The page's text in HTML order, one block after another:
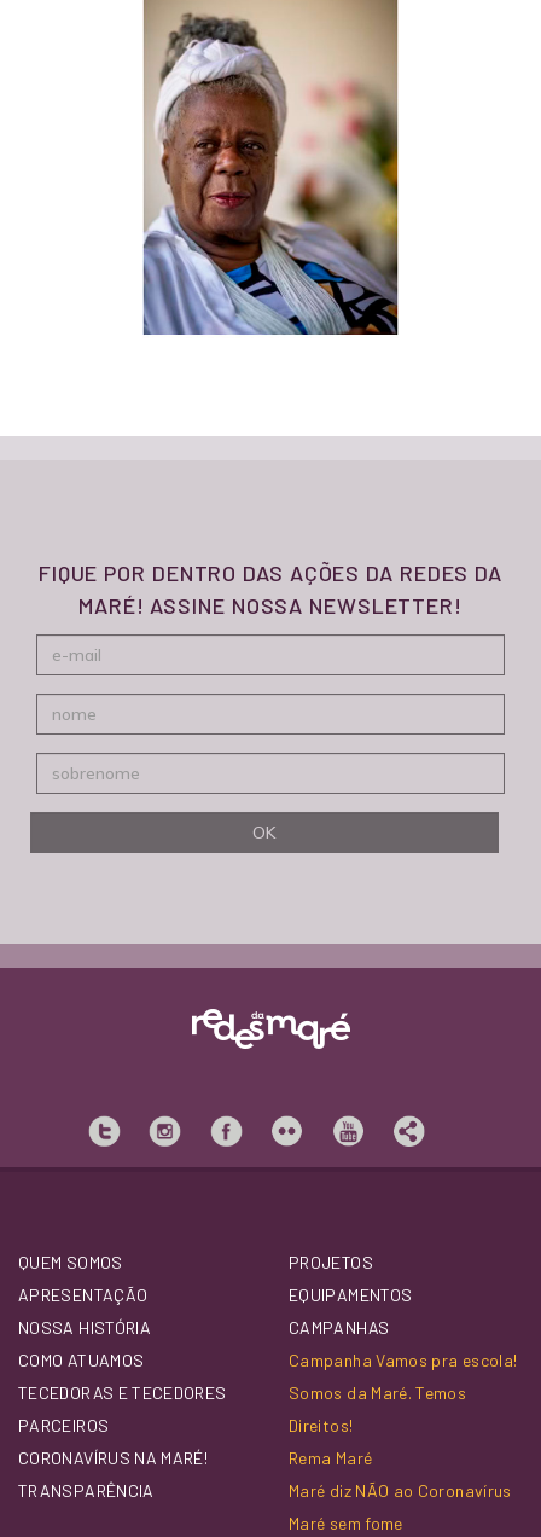
FIQUE POR DENTRO DAS AÇÕES DA REDES DA
MARÉ! ASSINE NOSSA NEWSLETTER!
QUEM SOMOS
APRESENTAÇÃO
NOSSA HISTÓRIA
COMO ATUAMOS
TECEDORAS E TECEDORES
PARCEIROS
CORONAVÍRUS NA MARÉ!
TRANSPARÊNCIA
PROJETOS
EQUIPAMENTOS
CAMPANHAS
Campanha Vamos pra escola!
Somos da Maré. Temos
Direitos!
Rema Maré
Maré diz NÃO ao Coronavírus
Maré sem fome